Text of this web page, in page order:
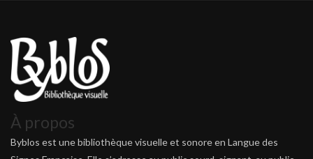
À propos
Byblos est une bibliothèque visuelle et sonore en Langue des